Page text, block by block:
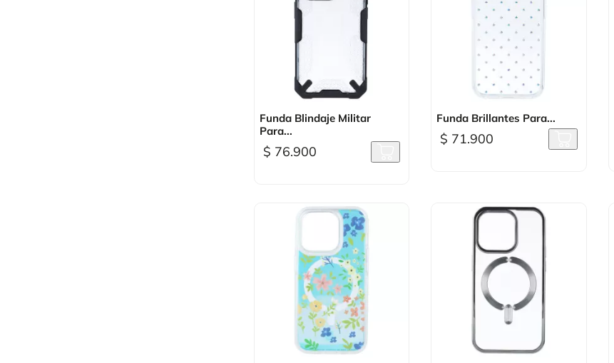
Vista rápida
Funda Blindaje Militar
Para...
$ 76.900
Vista rápida
Funda Brillantes Para...
$ 71.900